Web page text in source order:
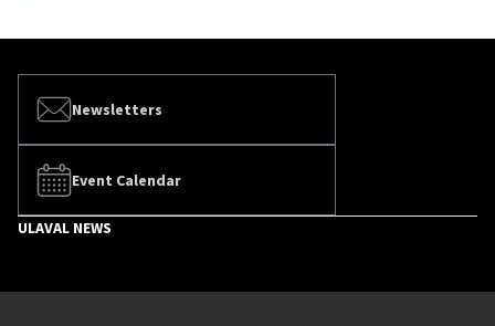
Newsletters
Event Calendar
ULAVAL NEWS